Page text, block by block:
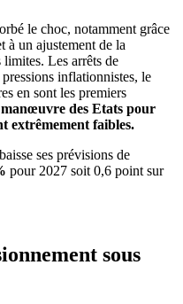
le choc, notamment grâce
à un ajustement de la
limites. Les arrêts de
inflationnistes, le
en sont les premiers
manœuvre des Etats pour
extrêmement faibles.
ses prévisions de
pour 2027 soit 0,6 point sur
sous